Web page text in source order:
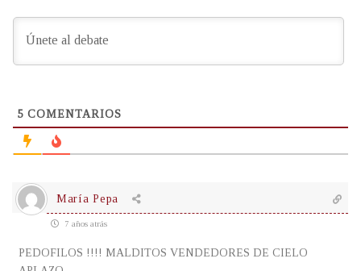
5 COMENTARIOS
María Pepa
7 años atrás
PEDOFILOS !!!! MALDITOS VENDEDORES DE CIELO